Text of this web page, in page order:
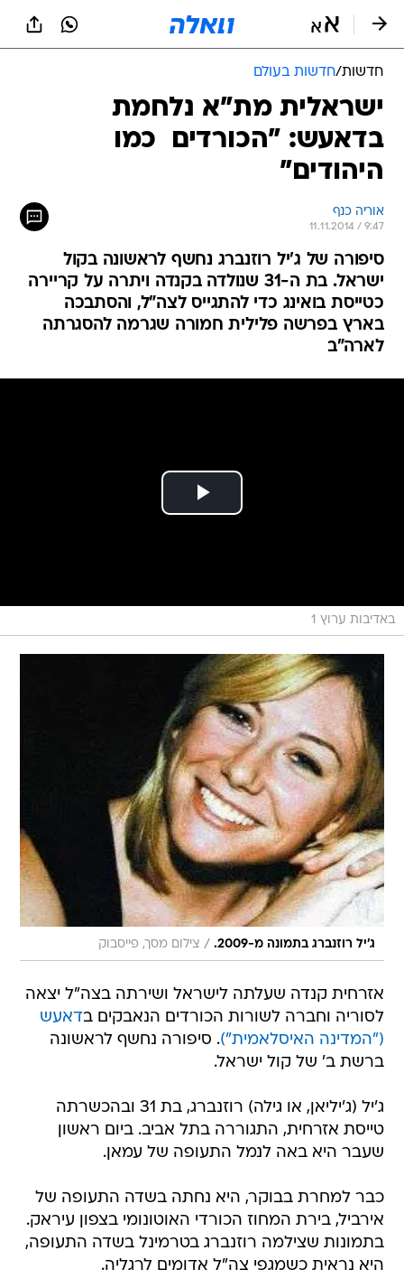
חדשות/חדשות בעולם
ישראלית מת"א נלחמת
בדאעש: "הכורדים  כמו
היהודים"
אוריה כנף
11.11.2014 / 9:47
סיפורה של ג'יל רוזנברג נחשף לראשונה בקול
ישראל. בת ה-31 שנולדה בקנדה ויתרה על קריירה
כטייסת בואינג כדי להתגייס לצה"ל, והסתבכה
בארץ בפרשה פלילית חמורה שגרמה להסגרתה
לארה"ב
באדיבות ערוץ 1
ג'יל רוזנברג בתמונה מ-2009. / צילום מסך, פייסבוק
אזרחית קנדה שעלתה לישראל ושירתה בצה"ל יצאה
לסוריה וחברה לשורות הכורדים הנאבקים בדאעש
("המדינה האיסלאמית"). סיפורה נחשף לראשונה
ברשת ב' של קול ישראל.
ג'יל (ג'יליאן, או גילה) רוזנברג, בת 31 ובהכשרתה
טייסת אזרחית, התגוררה בתל אביב. ביום ראשון
שעבר היא באה לנמל התעופה של עמאן.
כבר למחרת בבוקר, היא נחתה בשדה התעופה של
אירביל, בירת המחוז הכורדי האוטונומי בצפון עיראק.
בתמונות שצילמה רוזנברג בטרמינל בשדה התעופה,
היא נראית כשמגפי צה"ל אדומים לרגליה.